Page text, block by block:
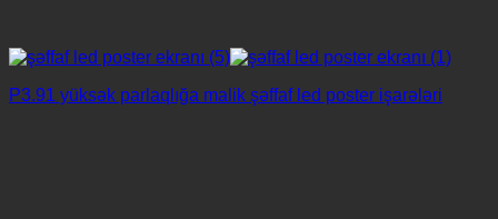
P3.91 yüksək parlaqlığa malik şəffaf led poster işarələri